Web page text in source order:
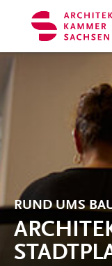
Zum Hauptinhalt
RUND UMS
Cookie-